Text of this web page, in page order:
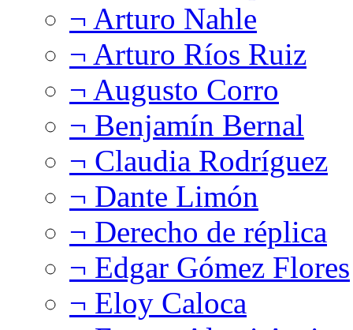
¬ Arturo Nahle
¬ Arturo Ríos Ruiz
¬ Augusto Corro
¬ Benjamín Bernal
¬ Claudia Rodríguez
¬ Dante Limón
¬ Derecho de réplica
¬ Edgar Gómez Flores
¬ Eloy Caloca